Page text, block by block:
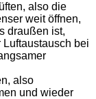
also die
weit öffnen,
draußen ist,
bei
also
und wieder